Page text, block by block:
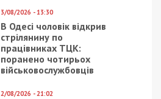
3/08/2026 - 13:30
В Одесі чоловік відкрив
стрілянину по
працівниках ТЦК:
поранено чотирьох
військовослужбовців
2/08/2026 - 21:02